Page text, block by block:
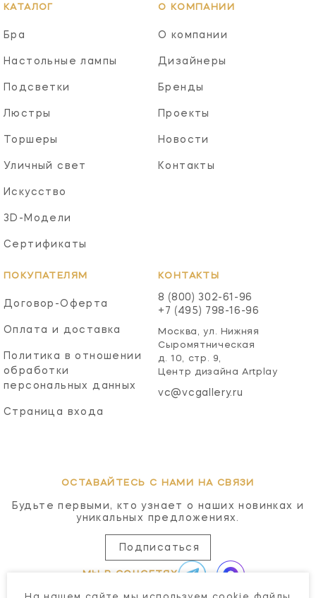
КАТАЛОГ
Бра
Настольные лампы
Подсветки
Люстры
Торшеры
Уличный свет
Искусство
3D-Модели
Сертификаты
О КОМПАНИИ
О компании
Дизайнеры
Бренды
Проекты
Новости
Контакты
ПОКУПАТЕЛЯМ
Договор-Оферта
Оплата и доставка
Политика в отношении
обработки
персональных данных
Страница входа
КОНТАКТЫ
8 (800) 302-61-96
+7 (495) 798-16-96
Москва, ул. Нижняя
Сыромятническая
д. 10, стр. 9,
Центр дизайна Artplay
vc@vcgallery.ru
ОСТАВАЙТЕСЬ С НАМИ НА СВЯЗИ
Будьте первыми, кто узнает о наших новинках и
уникальных предложениях.
Подписаться
МЫ В СОЦСЕТЯХ